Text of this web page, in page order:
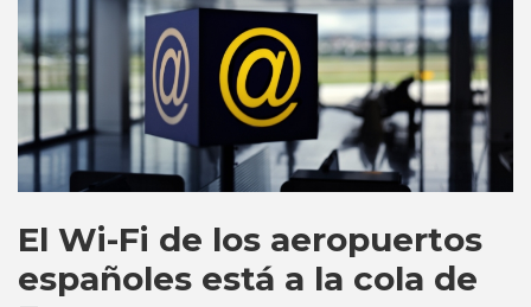
El Wi-Fi de los aeropuertos
españoles está a la cola de